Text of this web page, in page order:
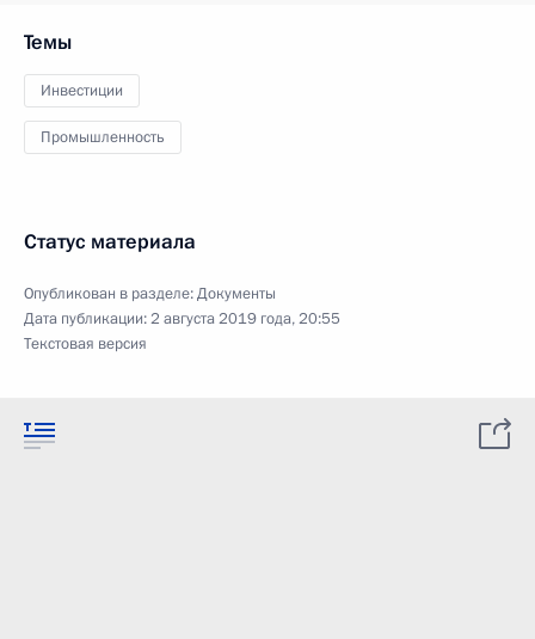
Темы
Инвестиции
Промышленность
Статус материала
Опубликован в разделе:Документы
Дата публикации:2 августа 2019 года, 20:55
Текстовая версия